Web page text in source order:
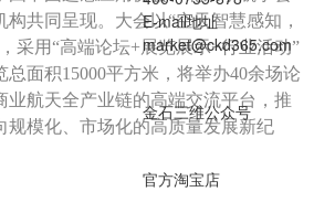
共同呈现。大会以“空天智慧感知，
采用“高端论坛+展览展示+行业活动”
面积15000平方米，将举办40余场论
业航天全产业链的高端交流平台，推
规模化、市场化的高质量发展新纪
E-mail地址
market@ckd365.com
金石三维公众号
官方淘宝店